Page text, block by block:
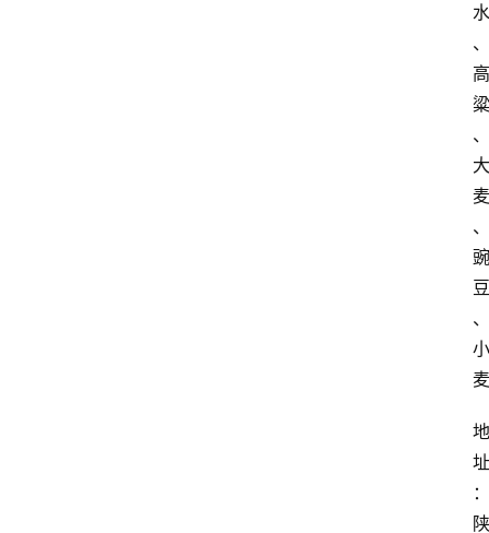
水
、
高
粱
、
大
麦
、
豌
豆
、
小
麦
地
址
：
陕